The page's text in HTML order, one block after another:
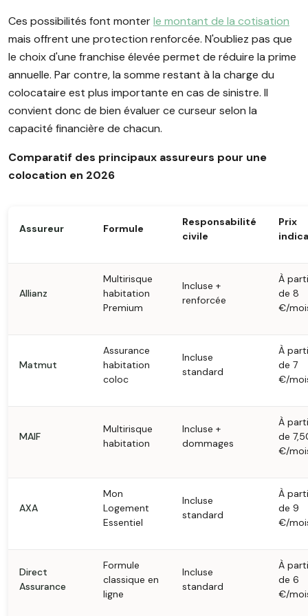
Ces possibilités font monterle montant de la cotisation
mais offrent une protection renforcée. N'oubliez pas que
le choix d'une franchise élevée permet de réduire la prime
annuelle. Par contre, la somme restant à la charge du
colocataire est plus importante en cas de sinistre. Il
convient donc de bien évaluer ce curseur selon la
capacité financière de chacun.
Comparatif des principaux assureurs pour une
colocation en 2026
Assureur Formule
Responsabilité
civile
Prix
Allianz
Multirisque
habitation
Premium
Incluse +
renforcée
À
de 8
€/
Matmut
Assurance
habitation
coloc
Incluse
standard
À
de 7
€/
MAIF
Multirisque
habitation
Incluse +
dommages
À
de
€/
AXA
Mon
Logement
Essentiel
Incluse
standard
À
de 9
€/
Direct
Assurance
Formule
classique en
ligne
Incluse
standard
À
de 6
€/